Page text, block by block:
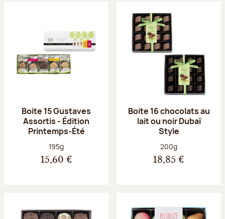
Boite 15 Gustaves
Assortis - Édition
Printemps-Été
Poids net :
195g
15,60 €
Boite 16 chocolats au
lait ou noir Dubaï
Style
Poids net :
200g
18,85 €